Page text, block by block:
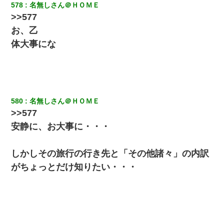
嫁が涙声で『会いたいね』とか言っているのが聞こえた。俺「こ
んな時間に誰と電話してんの？」嫁「ごめんなさい…！（大号
泣」俺（キターー）→
旦那が長男のDNA鑑定をしたら血縁関係0%だった。旦那「やっぱ
りウワキしてたんだな…」長男「俺は誰の子供なの？」長女・次
男「ウワキ女！」
てるの！」私「ですから」上司「黙って聞きなさい！」私「それ
は」上司「言い訳しない！」→結果ｗｗｗｗｗ
578 名無しさん＠ＨＯＭＥ
>>577
お、乙
体大事にな
580 名無しさん＠ＨＯＭＥ
>>577
安静に、お大事に・・・
しかしその旅行の行き先と「その他諸々」の内訳
がちょっとだけ知りたい・・・